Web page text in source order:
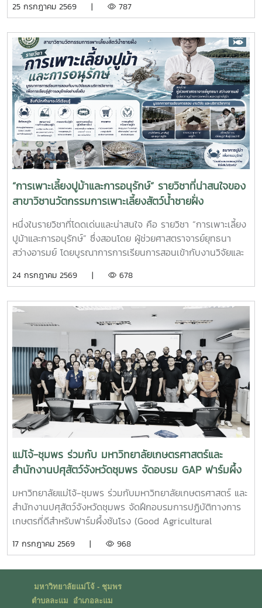
การและหน่วยงานภาคีเครือข่ายเป็นระยะเวลา 4 เดือน เพื่อให้
ความรู้จากห้องเรียนไปประยุกต์ใช้ในการทำงานจริงทั้งนี้ สหกิจ
ศึกษาเป็นส่วนสำคัญของการจัดการเรียนการสอน ที่มุ่งเน้นการ
ผลิตบัณฑิตให้มีความพร้อมทั้งด้านวิชาการและวิชาชีพ นักศึกษา
จะได้ฝึกทักษะการทำงานในสภาพแวดล้อมจริง เรียนรู้การแก้ไข
ปัญหาเฉพาะหน้า อดทน สู้งาน ซื่อสัตย์ มีสัมมาคารวะ ทำงาน
ร่วมกับผู้อื่นได้ และการปรับตัวให้เข้ากับองค์กร ตลอดจนพัฒนา
ทักษะวิชาชีพด้านการเพาะเลี้ยงสัตว์น้ำชายฝั่ง ให้สอดคล้องกับ
ความต้องการของภาคอุตสาหกรรมการผลิตสัตว์น้ำและอื่นๆที่
เกี่ยวข้อง
25 กรกฎาคม 2569 | 787
“การเพาะเลี้ยงปูม้าและการอนุรักษ์” รายวิชาที่น่าสนใจของ
สาขาวิชานวัตกรรมการเพาะเลี้ยงสัตว์น้ำชายฝั่ง
หนึ่งในรายวิชาที่โดดเด่นและน่าสนใจ คือ รายวิชา “การเพาะเลี้ยง
ปูม้าและการอนุรักษ์” ซึ่งสอนโดย ผู้ช่วยศาสตราจารย์ยุทธนา
สว่างอารมย์ โดยบูรณาการการเรียนการสอนเข้ากับงานวิจัยและ
และภาคปฏิบัติ ตั้งแต่ชีววิทยาและวงจรชีวิตของปูม้า การเพาะ
และการฟื้นฟูทรัพยากรปูม้าในพื้นที่ชายฝั่งนักศึกษาจะได้ลงพื้นที่
ปฏิบัติงานจริง ร่วมศึกษาวิจัยและทำกิจกรรมบริการวิชาการกับ
ชุมชน ภาคีเครือข่าย และหน่วยงานที่เกี่ยวข้อง เพื่อแลกเปลี่ยน
องค์ความรู้และร่วมกันพัฒนาแนวทางการอนุรักษ์ทรัพยากรทาง
ทะเล อันเป็นการสร้างประสบการณ์การเรียนรู้จากสถานการณ์
จริง พร้อมปลูกฝังความรับผิดชอบต่อสังคมและสิ่งแวดล้อม
24 กรกฎาคม 2569 | 678
แม่โจ้-ชุมพร ร่วมกับ มหาวิทยาลัยเกษตรศาสตร์และ
สำนักงานปศุสัตว์จังหวัดชุมพร จัดอบรม GAP ฟาร์มผึ้ง
ชันโรง ยกระดับมาตรฐานการเลี้ยงสู่การพัฒนาเศรษฐกิจ
ชุมชนอย่างยั่งยืน
มหาวิทยาลัยแม่โจ้-ชุมพร ร่วมกับมหาวิทยาลัยเกษตรศาสตร์ และ
สำนักงานปศุสัตว์จังหวัดชุมพร จัดฝึกอบรมการปฏิบัติทางการ
เกษตรที่ดีสำหรับฟาร์มผึ้งชันโรง (Good Agricultural
กรกฎาคม พ.ศ. 2569 ณ ห้องประชุมชั้นดาดฟ้า อาคารบุญรอด
อบรม และอาจารย์วีรชัย เพชรสุทธิ์ รองคณบดีฝ่ายวิชาการ วิจัย
17 กรกฎาคม 2569 | 968
มหาวิทยาลัยแม่โจ้ - ชุมพร
ตำบลละแม อำเภอละแม